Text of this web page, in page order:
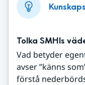
Tolka SMHIs
Vad betyder
avser ”känns
förstå